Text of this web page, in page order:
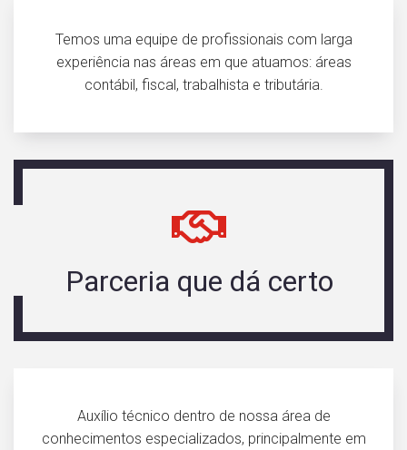
Temos uma equipe de profissionais com larga
experiência nas áreas em que atuamos: áreas
contábil, fiscal, trabalhista e tributária.
Parceria que dá certo
Auxílio técnico dentro de nossa área de
conhecimentos especializados, principalmente em